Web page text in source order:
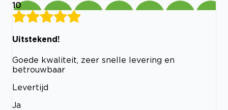
10
Uitstekend!
Goede kwaliteit, zeer snelle levering en
betrouwbaar
Levertijd
Ja